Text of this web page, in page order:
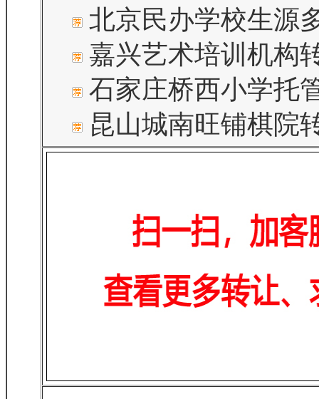
北京民办学校生源
嘉兴艺术培训机构
石家庄桥西小学托
昆山城南旺铺棋院